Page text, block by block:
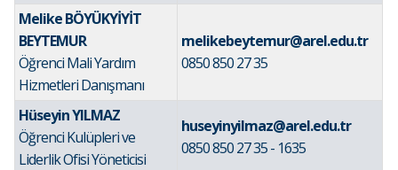
Melike BÖYÜKYİYİT
BEYTEMUR
Öğrenci Mali Yardım
Hizmetleri Danışmanı
melikebeytemur@arel.edu.tr
0850 850 27 35
Hüseyin YILMAZ
Öğrenci Kulüpleri ve
Liderlik Ofisi Yöneticisi
huseyinyilmaz@arel.edu.tr
0850 850 27 35 - 1635